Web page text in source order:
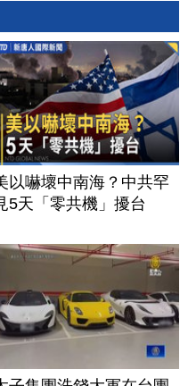
以嚇壞中南海？中共罕
5天「零共機」擾台